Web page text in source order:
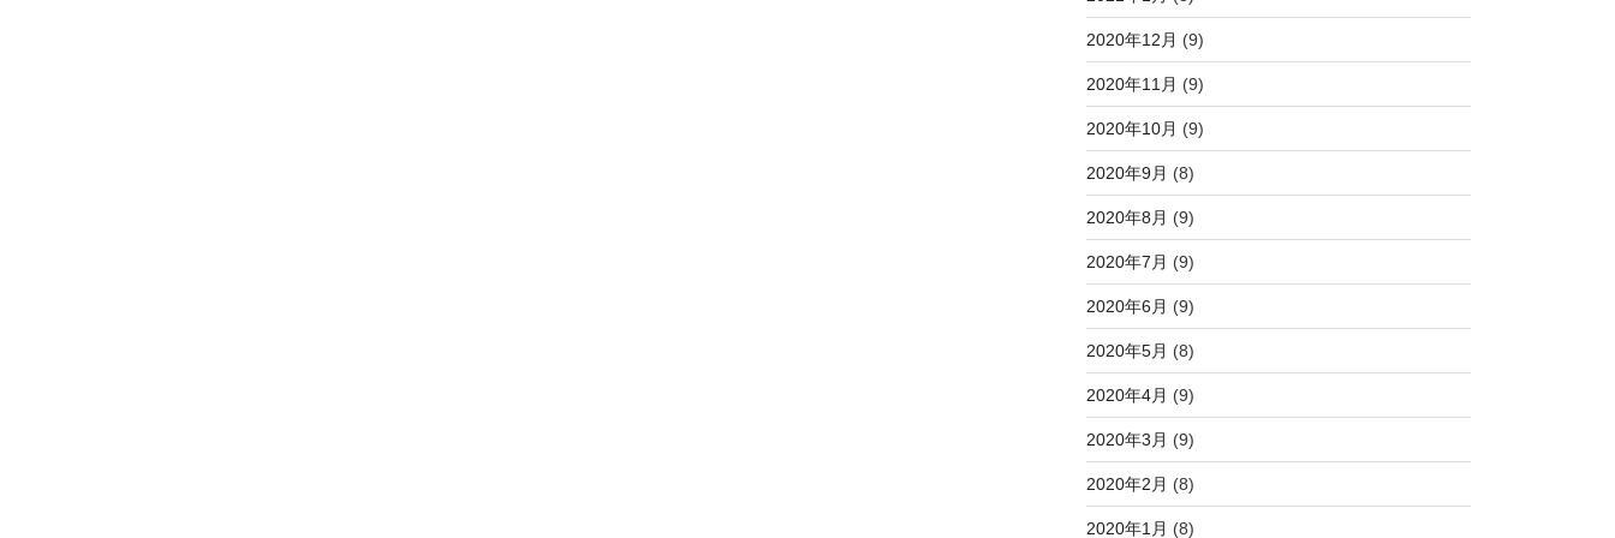
2020年12月 (9)
2020年11月 (9)
2020年10月 (9)
2020年9月 (8)
2020年8月 (9)
2020年7月 (9)
2020年6月 (9)
2020年5月 (8)
2020年4月 (9)
2020年3月 (9)
2020年2月 (8)
2020年1月 (8)